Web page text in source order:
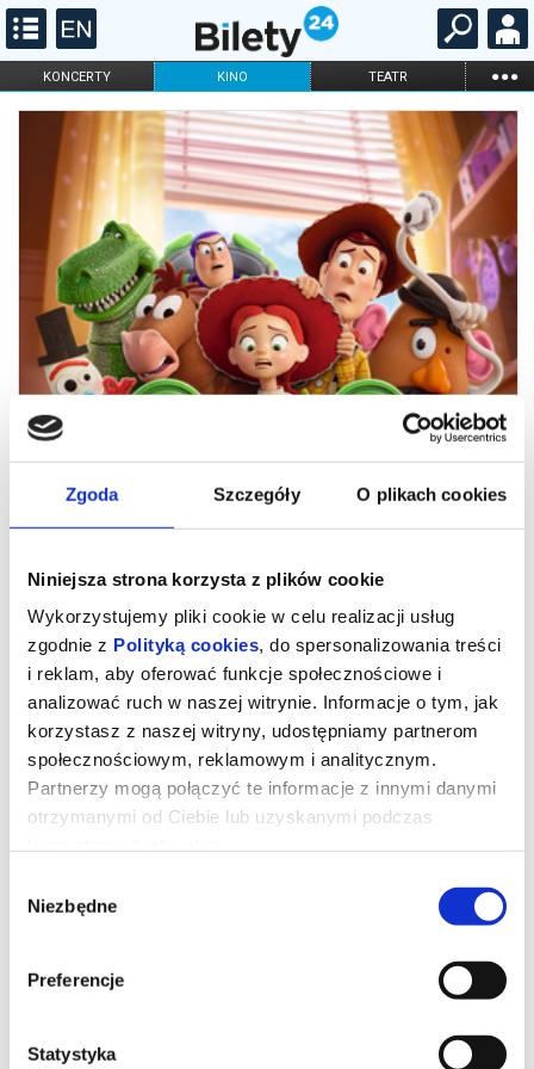
Zgoda Szczegóły O plikach cookies
Niniejsza strona korzysta z plików cookie
Wykorzystujemy pliki cookie w celu realizacji usług
zgodnie z Polityką cookies, do spersonalizowania treści
i reklam, aby oferować funkcje społecznościowe i
analizować ruch w naszej witrynie. Informacje o tym, jak
korzystasz z naszej witryny, udostępniamy partnerom
społecznościowym, reklamowym i analitycznym.
Partnerzy mogą połączyć te informacje z innymi danymi
otrzymanymi od Ciebie lub uzyskanymi podczas
zgody
Niezbędne
Preferencje
Statystyka
KONCERTY KINO TEATR ...
FILHARMONIA OPERA I BALET
STAND-UP
ONLINE KARNETY
produkcji Disney i Pixar. Tym razem czeka je zupełnie nowe
wyzwanie - świat technologii. Buzz, Woody, Jessie i reszta paczki